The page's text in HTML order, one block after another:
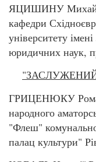
ЯЦИШИНУ
кафедри
університету
юридичних наук,
ГРИЦЕНЮКУ
народного
"Флеш"
палац культури"